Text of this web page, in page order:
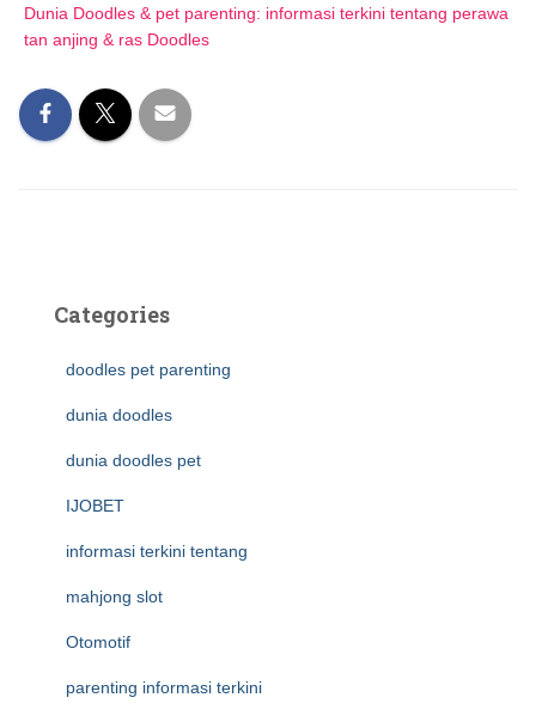
Dunia Doodles & pet parenting: informasi terkini tentang perawa
tan anjing & ras Doodles
Categories
doodles pet parenting
dunia doodles
dunia doodles pet
IJOBET
informasi terkini tentang
mahjong slot
Otomotif
parenting informasi terkini